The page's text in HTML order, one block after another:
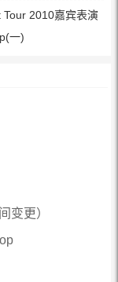
2010嘉宾表演
一)
变更）